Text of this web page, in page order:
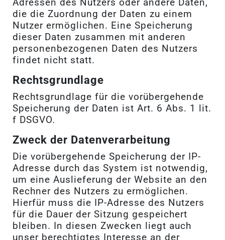
die die Zuordnung der Daten zu einem
Nutzer ermöglichen. Eine Speicherung
dieser Daten zusammen mit anderen
personenbezogenen Daten des Nutzers
findet nicht statt.
Rechtsgrundlage
Rechtsgrundlage für die vorübergehende
Speicherung der Daten ist Art. 6 Abs. 1 lit.
f DSGVO.
Zweck der Datenverarbeitung
Die vorübergehende Speicherung der IP-
Adresse durch das System ist notwendig,
um eine Auslieferung der Website an den
Rechner des Nutzers zu ermöglichen.
Hierfür muss die IP-Adresse des Nutzers
für die Dauer der Sitzung gespeichert
bleiben. In diesen Zwecken liegt auch
unser berechtigtes Interesse an der